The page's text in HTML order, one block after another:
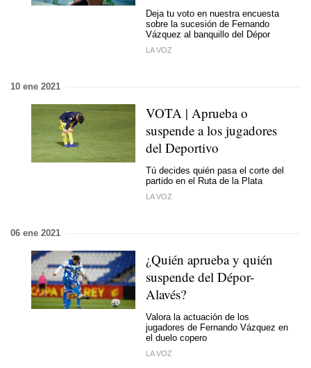
Deja tu voto en nuestra encuesta
sobre la sucesión de Fernando
Vázquez al banquillo del Dépor
LA VOZ
10 ene 2021
VOTA | Aprueba o
suspende a los jugadores
del Deportivo
Tú decides quién pasa el corte del
partido en el Ruta de la Plata
LA VOZ
06 ene 2021
¿Quién aprueba y quién
suspende del Dépor-
Alavés?
Valora la actuación de los
jugadores de Fernando Vázquez en
el duelo copero
LA VOZ